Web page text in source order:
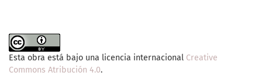
Esta obra está bajo una licencia internacional Creative
Commons Atribución 4.0.